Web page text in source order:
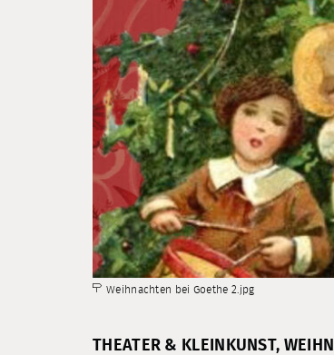
Weihnachten bei Goethe 2.jpg
THEATER & KLEINKUNST,